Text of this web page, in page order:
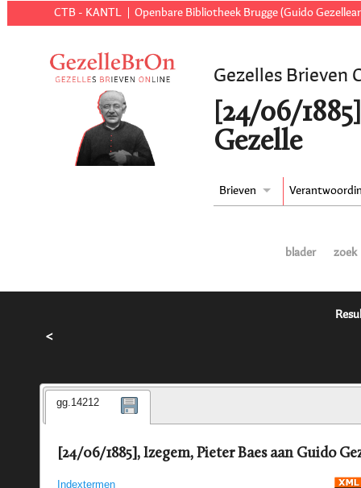
CTB - KANTL Openbare Bibliotheek Brugge (Guido
Gezelles Brieven
[24/06/
Gezelle
Brieven
blader zoek
<
gg.14212
[24/06/1885], Izegem, Pieter Baes aan Guido
Indextermen